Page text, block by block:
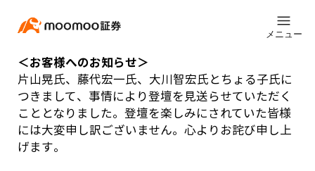
メニュー
＜お客様へのお知らせ＞
片山晃氏、藤代宏一氏、大川智宏氏とちょる子氏に
つきまして、事情により登壇を見送らせていただく
こととなりました。登壇を楽しみにされていた皆様
には大変申し訳ございません。心よりお詫び申し上
げます。